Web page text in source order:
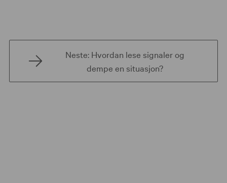
Neste: Hvordan lese signaler og
dempe en situasjon?